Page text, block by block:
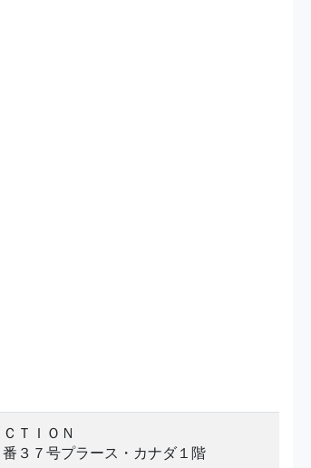
ＴＩＯＮ
３７号プラース・カナダ１階